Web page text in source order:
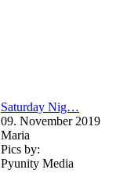
Saturday Nig…
09. November 2019
Maria
Pics by:
Pyunity Media